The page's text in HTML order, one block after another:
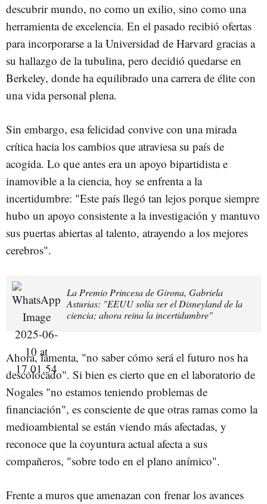
descubrir mundo, no como un exilio, sino como una
herramienta de excelencia. En el pasado recibió ofertas
para incorporarse a la Universidad de Harvard gracias a
su hallazgo de la tubulina, pero decidió quedarse en
Berkeley, donde ha equilibrado una carrera de élite con
una vida personal plena.
Sin embargo, esa felicidad convive con una mirada
crítica hacia los cambios que atraviesa su país de
acogida. Lo que antes era un apoyo bipartidista e
inamovible a la ciencia, hoy se enfrenta a la
incertidumbre: "Este país llegó tan lejos porque siempre
hubo un apoyo consistente a la investigación y mantuvo
sus puertas abiertas al talento, atrayendo a los mejores
cerebros".
La Premio Princesa de Girona, Gabriela
Asturias: "EEUU solía ser el Disneyland de la
ciencia; ahora reina la incertidumbre"
Ahora, lamenta, "no saber cómo será el futuro nos ha
descolocado". Si bien es cierto que en el laboratorio de
Nogales "no estamos teniendo problemas de
financiación", es consciente de que otras ramas como la
medioambiental se están viendo más afectadas, y
reconoce que la coyuntura actual afecta a sus
compañeros, "sobre todo en el plano anímico".
Frente a muros que amenazan con frenar los avances